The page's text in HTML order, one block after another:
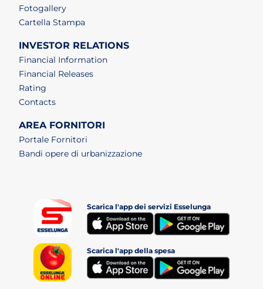
Fotogallery
Cartella Stampa
INVESTOR RELATIONS
Financial Information
Financial Releases
Rating
Contacts
AREA FORNITORI
Portale Fornitori
Bandi opere di urbanizzazione
Scarica l'app dei servizi Esselunga
(apri in un nuovo tab)
(apri
Scarica l'app della spesa
(apri in un nuovo tab)
(apri